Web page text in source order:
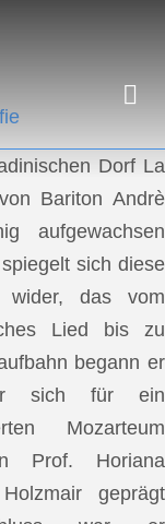
Dorf La
Bariton Andrè
aufgewachsen
sich diese
wider, das vom
Lied bis zu
begann er
sich für ein
Mozarteum
Prof. Horiana
geprägt